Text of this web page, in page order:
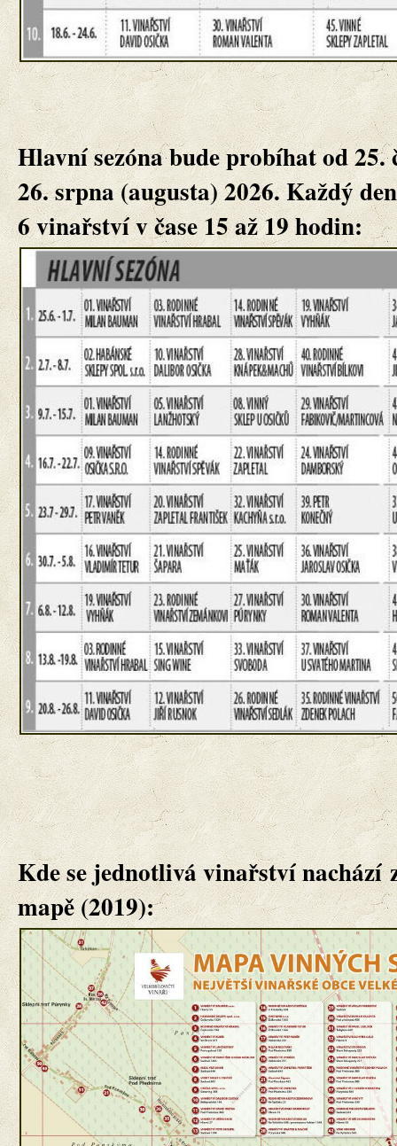
Hlavní sezóna bude probíhat od 25.
26. srpna (augusta) 2026. Každý
6 vinařství v čase 15 až 19 hodin:
Kde se jednotlivá vinařstvínachází
mapě (2019):